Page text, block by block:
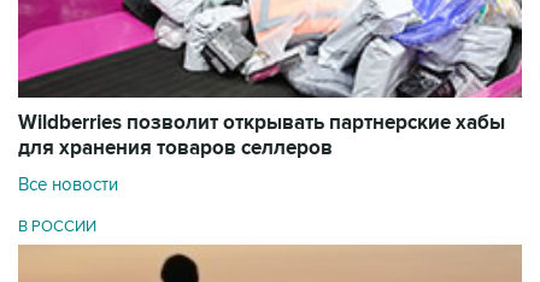
Wildberries позволит открывать партнерские хабы
для хранения товаров селлеров
Все новости
В РОССИИ